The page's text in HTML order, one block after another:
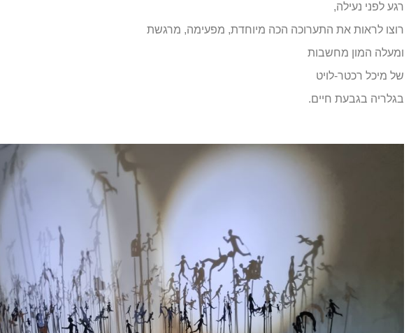
רגע לפני נעילה,
רוצו לראות את התערוכה הכה מיוחדת, מפעימה, מרגשת
ומעלה המון מחשבות
של מיכל רכטר-לויט
בגלריה בגבעת חיים.